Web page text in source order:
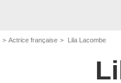
Actrice française Lila Lacombe